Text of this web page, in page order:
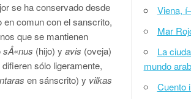
se ha conservado desde
en comun con el sanscrito,
que se mantienen
sÅ«nus (hijo) y avis (oveja)
sólo ligeramente,
en sánscrito) y vilkas
Viena,
Mar
La
mundo
Cuento